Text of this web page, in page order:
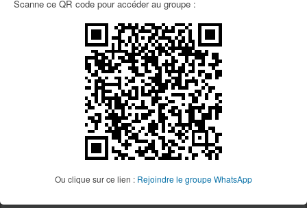
Scanne ce QR code pour accéder au groupe :
Ou clique sur ce lien : Rejoindre le groupe WhatsApp